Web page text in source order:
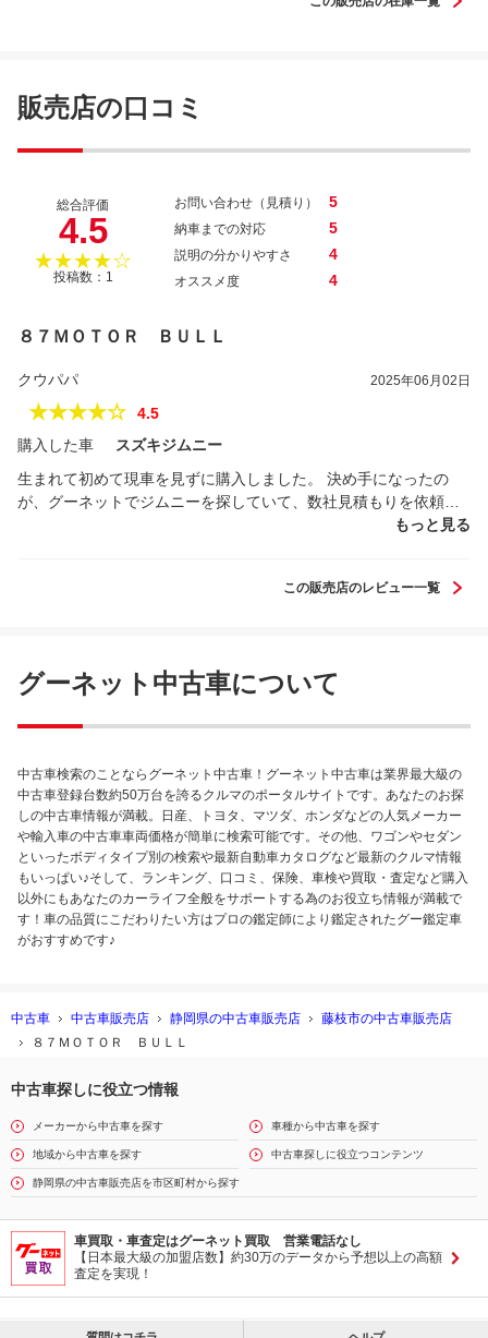
販売店の口コミ
総合評価
4.5
★★★★☆
投稿数：1
お問い合わせ（見積り） 5
納車までの対応 5
説明の分かりやすさ 4
オススメ度 4
８７ＭＯＴＯＲ ＢＵＬＬ
クウパパ 2025年06月02日
★★★★☆
4.5
購入した車
スズキジムニー
生まれて初めて現車を見ずに購入しました。 決め手になったの
が、グーネットでジムニーを探していて、数社見積もりを依頼し
ている中で、今回対応してくれた店長さんの回答が誠実で大変安
もないですが、これから大切に乗っていこうと思います。 店長さ
もっと見る
この販売店のレビュー一覧
グーネット中古車について
中古車検索のことならグーネット中古車！グーネット中古車は業界最大級の
中古車登録台数約50万台を誇るクルマのポータルサイトです。あなたのお探
しの中古車情報が満載。日産、トヨタ、マツダ、ホンダなどの人気メーカー
や輸入車の中古車車両価格が簡単に検索可能です。その他、ワゴンやセダン
といったボディタイプ別の検索や最新自動車カタログなど最新のクルマ情報
もいっぱい♪そして、ランキング、口コミ、保険、車検や買取・査定など購入
以外にもあなたのカーライフ全般をサポートする為のお役立ち情報が満載で
す！車の品質にこだわりたい方はプロの鑑定師により鑑定されたグー鑑定車
がおすすめです♪
中古車 中古車販売店 静岡県の中古車販売店
藤枝市の中古車販売店
８７ＭＯＴＯＲ ＢＵＬＬ
中古車探しに役立つ情報
メーカーから中古車を探す 車種から中古車を探す
地域から中古車を探す 中古車探しに役立つコンテンツ
静岡県の中古車販売店を市区町村から探す
車買取・車査定はグーネット買取 営業電話なし
【日本最大級の加盟店数】約30万のデータから予想以上の高額
査定を実現！